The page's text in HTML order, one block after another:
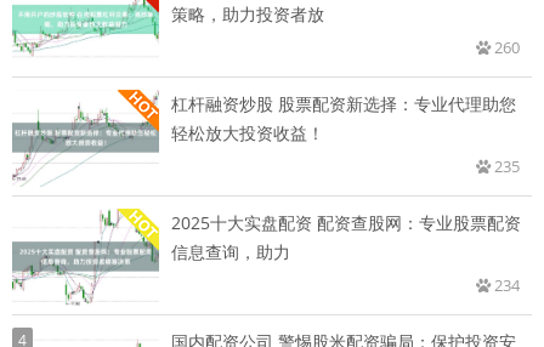
策略，助力投资者放
260
杠杆融资炒股 股票配资新选择：专业代理助您
轻松放大投资收益！
235
2025十大实盘配资 配资查股网：专业股票配资
信息查询，助力
234
4
国内配资公司 警惕股米配资骗局：保护投资安